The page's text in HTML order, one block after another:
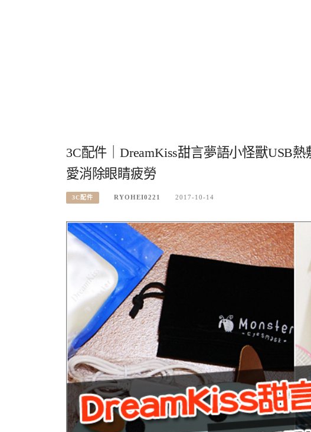
3C配件｜DreamKiss甜言夢語小怪獸USB
愛消除眼睛疲勞
3C配件 RYOHEI0221 2017-10-14